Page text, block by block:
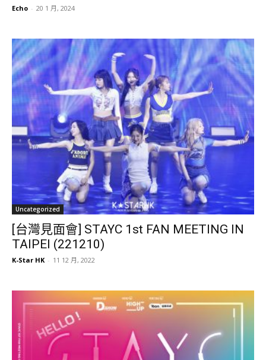
Echo - 20 1 月, 2024
Uncategorized
[台灣見面會] STAYC 1st FAN MEETING IN
TAIPEI (221210)
K-Star HK - 11 12 月, 2022